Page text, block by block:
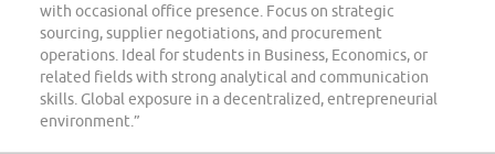
with occasional office presence. Focus on strategic
sourcing, supplier negotiations, and procurement
operations. Ideal for students in Business, Economics, or
related fields with strong analytical and communication
skills. Global exposure in a decentralized, entrepreneurial
environment.”